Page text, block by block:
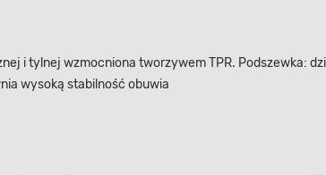
i tylnej wzmocniona tworzywem TPR. Podszewka:
wysoką stabilność obuwia